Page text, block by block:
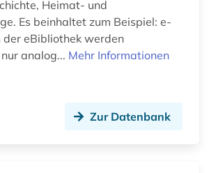
Heimat- und
e-
der eBibliothek werden
analog... Mehr Informationen
Zur Datenbank